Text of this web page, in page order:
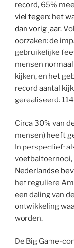
record, 65%
viel tegen: het
dan vorig jaar.
oorzaken: de
gebruikelijke
mensen
kijken, en het
record aantal
gerealiseerd:
Circa 30% van
mensen) heeft
In perspectief:
voetbaltoernooi,
Nederlandse
het reguliere
een daling van
ontwikkeling
worden.
De Big Game-